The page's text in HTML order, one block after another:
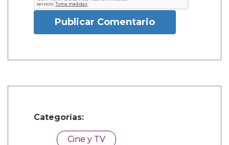
Publicar Comentario
Categorías:
Cine y TV